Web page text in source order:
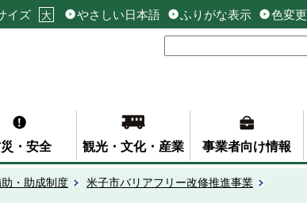
イズ 大 やさしい日本語 ふりがな表示 色変更
・安全 観光・文化・産業 事業者向け情報
・助成制度
米子市バリアフリー改修推進事業